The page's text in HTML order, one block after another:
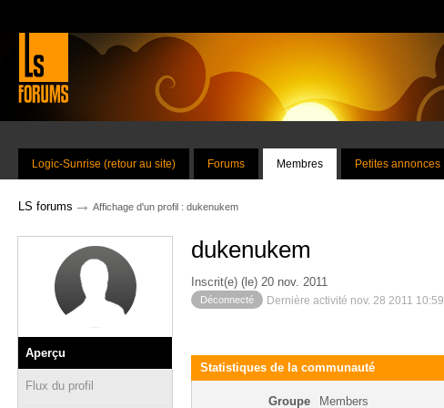
Logic-Sunrise (retour au site) Forums Membres Petites annonces
LS forums → Affichage d'un profil : dukenukem
Aperçu
Flux du profil
dukenukem
Inscrit(e) (le) 20 nov. 2011
Déconnecté Dernière activité nov. 28 2011 10:59
Statistiques de la communauté
Groupe Members